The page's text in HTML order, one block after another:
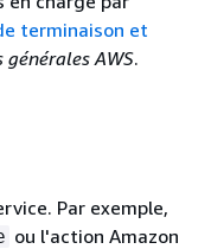
terminaison et
générales AWS.
Par exemple,
ou l'action Amazon